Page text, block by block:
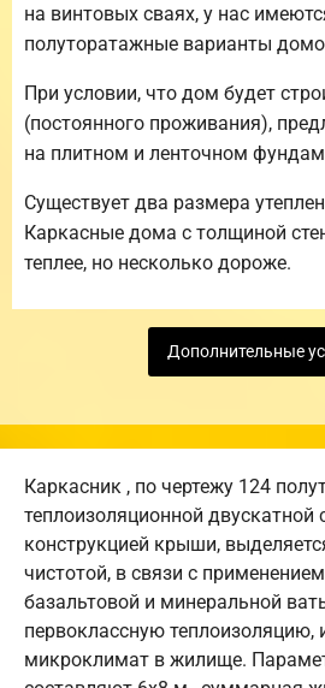
на винтовых сваях, у нас
полуторатажные варианты
При условии, что дом будет
(постоянного проживания),
на плитном и ленточном
Существует два размера
Каркасные дома с толщиной
теплее, но несколько дороже.
Дополнительные
Каркасник , по чертежу 124
теплоизоляционной двускатной
конструкцией крыши,
чистотой, в связи с
базальтовой и минеральной
первоклассную теплоизоляцию,
микроклимат в жилище.